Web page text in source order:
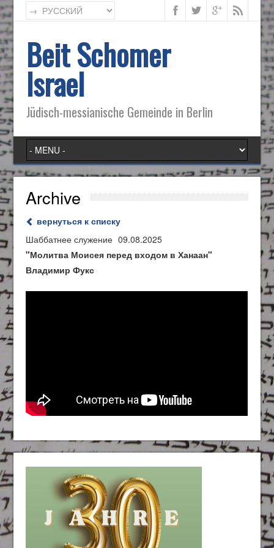
Beit Schomer
Israel
Jüdisch-messianische Gemeinde in Berlin
Archive
вернуться к списку
Шаббатнее служение 09.08.2025
"Молитва Моисея перед входом в Ханаан"
Владимир Фукс